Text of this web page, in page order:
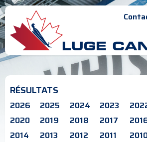
RÉSULTATS
2026 2025 2024 2023
2020
2019 2018 2017
2014
2013 2012 2011